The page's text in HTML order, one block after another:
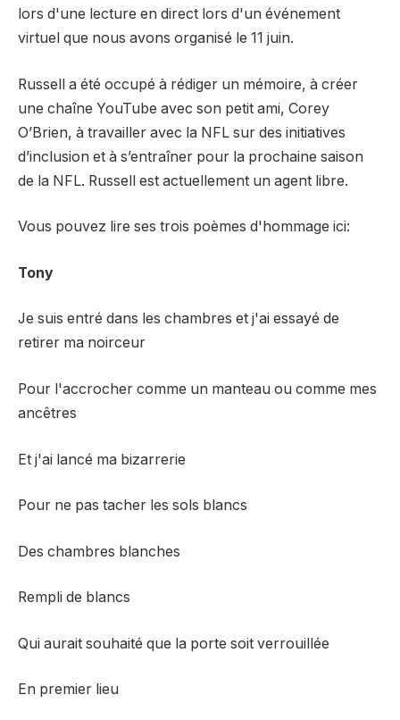
lors d'une lecture en direct lors d'un événement
virtuel que nous avons organisé le 11 juin.
Russell a été occupé à rédiger un mémoire, à créer
une chaîne YouTube avec son petit ami, Corey
O’Brien, à travailler avec la NFL sur des initiatives
d’inclusion et à s’entraîner pour la prochaine saison
de la NFL. Russell est actuellement un agent libre.
Vous pouvez lire ses trois poèmes d'hommage ici:
Tony
Je suis entré dans les chambres et j'ai essayé de
retirer ma noirceur
Pour l'accrocher comme un manteau ou comme mes
ancêtres
Et j'ai lancé ma bizarrerie
Pour ne pas tacher les sols blancs
Des chambres blanches
Rempli de blancs
Qui aurait souhaité que la porte soit verrouillée
En premier lieu